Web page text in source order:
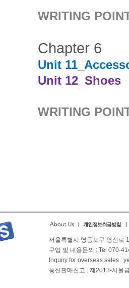
WRITING
Chapter 6
Unit
Unit 12_Shoes
WRITING
서울특별시 영등포구 영신로
구입 및 내용문의 : Tel 070-
Inquiry for overseas sales :
통신판매신고 : 제2013-서울